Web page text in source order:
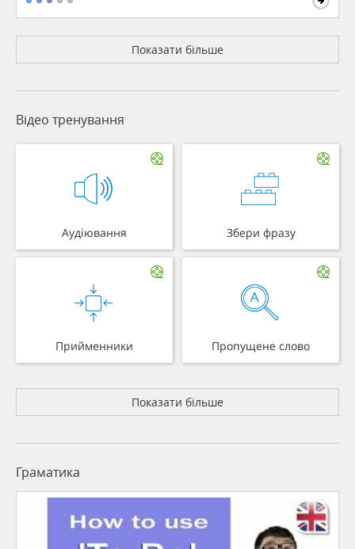
Показати більше
Відео тренування
Аудіювання Збери фразу
Прийменники Пропущене слово
Показати більше
Граматика